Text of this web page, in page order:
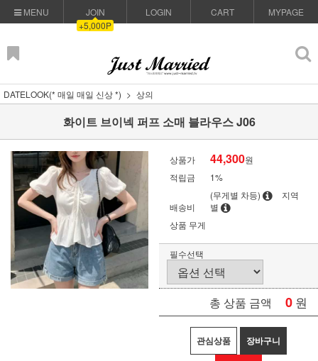
MENU
JOIN
+5,000P
LOGIN CART MYPAGE
DATELOOK(* 매일 매일 신상 *) 상의
화이트 브이넥 퍼프 소매 블라우스 J06
상품가 44,300원
적립금
1%
배송비
(무게별 차등)
지역
별
상품 무게
필수선택
총 상품 금액 0 원
관심상품 장바구니